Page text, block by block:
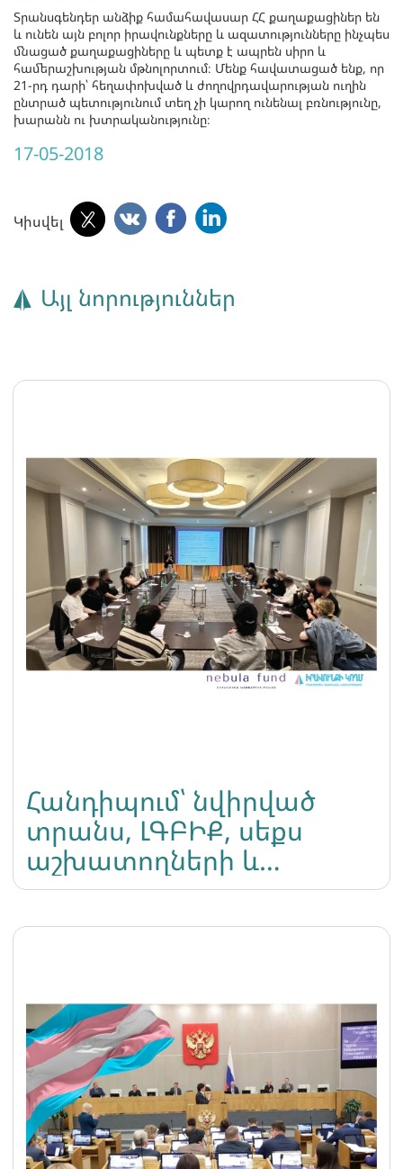
Տրանսգենդեր անձիք համահավասար ՀՀ քաղաքացիներ են
և ունեն այն բոլոր իրավունքները և ազատությունները ինչպես
մնացած քաղաքացիները և պետք է ապրեն սիրո և
համերաշխության մթնոլորտում։ Մենք հավատացած ենք, որ
21-րդ դարի՝ հեղափոխված և ժողովրդավարության ուղին
ընտրած պետությունում տեղ չի կարող ունենալ բռնությունը,
խարանն ու խտրականությունը։
17-05-2018
Կիսվել
Այլ նորություններ
Հանդիպում՝ նվիրված
տրանս, ԼԳԲԻՔ, սեքս
աշխատողների և
աջակիցների
ադվոկացիոն